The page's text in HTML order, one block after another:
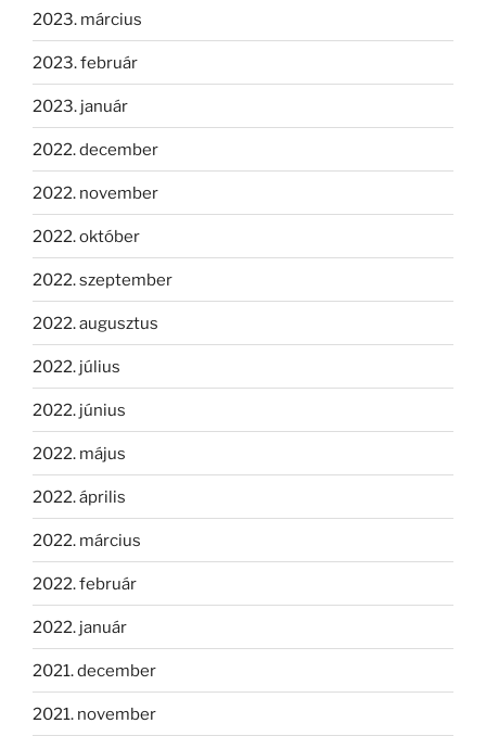
2023. március
2023. február
2023. január
2022. december
2022. november
2022. október
2022. szeptember
2022. augusztus
2022. július
2022. június
2022. május
2022. április
2022. március
2022. február
2022. január
2021. december
2021. november